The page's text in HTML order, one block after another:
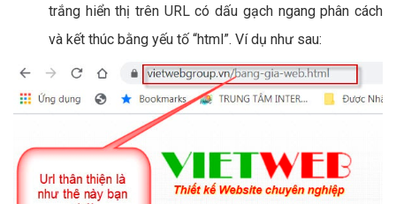
trắng hiển thị trên URL có dấu gạch ngang phân cách
và kết thúc bằng yếu tố “html”. Ví dụ như sau: